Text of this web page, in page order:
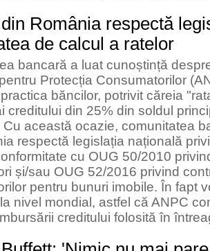
România respectă
de calcul a ratelor
bancară a luat cunoștință
Protecția Consumatorilor
băncilor, potrivit căreia
creditului din 25% din soldul
această ocazie, comunitatea
respectă legislația națională
cu OUG 50/2010
și/sau OUG 52/2016 privind
pentru bunuri imobile. În fapt
nivel mondial, astfel că ANPC
creditului folosită în